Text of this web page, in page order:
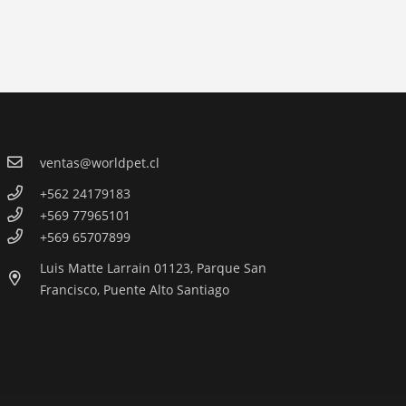
ventas@worldpet.cl
+562 24179183
+569 77965101
+569 65707899
Luis Matte Larrain 01123, Parque San
Francisco, Puente Alto Santiago